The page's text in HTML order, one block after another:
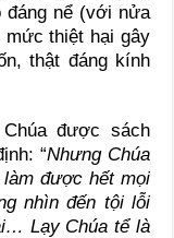
đáng nể (với nửa
mức thiệt hại gây
thật đáng kính
được sách
“Nhưng Chúa
được hết mọi
nhìn đến tội lỗi
Lạy Chúa tể là